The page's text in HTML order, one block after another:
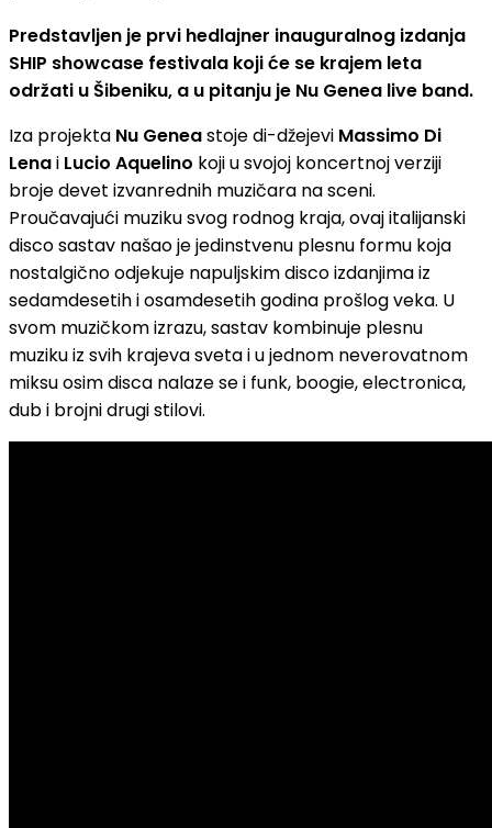
Predstavljen je prvi hedlajner inauguralnog izdanja
SHIP showcase festivala koji će se krajem leta
održati u Šibeniku, a u pitanju je Nu Genea live band.
Iza projekta Nu Geneastoje di-džejevi Massimo Di
Lenai Lucio Aquelino koji u svojoj koncertnoj verziji
broje devet izvanrednih muzičara na sceni.
Proučavajući muziku svog rodnog kraja, ovaj italijanski
disco sastav našao je jedinstvenu plesnu formu koja
nostalgično odjekuje napuljskim disco izdanjima iz
sedamdesetih i osamdesetih godina prošlog veka. U
svom muzičkom izrazu, sastav kombinuje plesnu
muziku iz svih krajeva sveta i u jednom neverovatnom
miksu osim disca nalaze se i funk, boogie, electronica,
dub i brojni drugi stilovi.